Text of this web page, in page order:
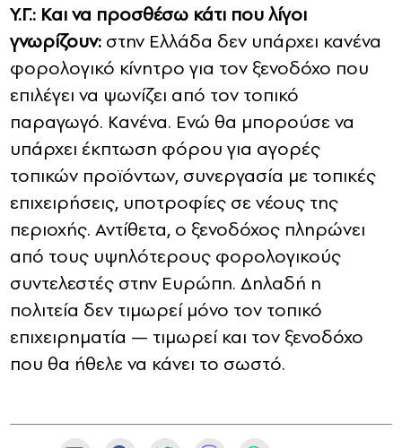
Υ.Γ.: Και να προσθέσω κάτι που λίγοι
γνωρίζουν: στην Ελλάδα δεν υπάρχει κανένα
φορολογικό κίνητρο για τον ξενοδόχο που
επιλέγει να ψωνίζει από τον τοπικό
παραγωγό. Κανένα. Ενώ θα μπορούσε να
υπάρχει έκπτωση φόρου για αγορές
τοπικών προϊόντων, συνεργασία με τοπικές
επιχειρήσεις, υποτροφίες σε νέους της
περιοχής. Αντίθετα, ο ξενοδόχος πληρώνει
από τους υψηλότερους φορολογικούς
συντελεστές στην Ευρώπη. Δηλαδή η
πολιτεία δεν τιμωρεί μόνο τον τοπικό
επιχειρηματία — τιμωρεί και τον ξενοδόχο
που θα ήθελε να κάνει το σωστό.